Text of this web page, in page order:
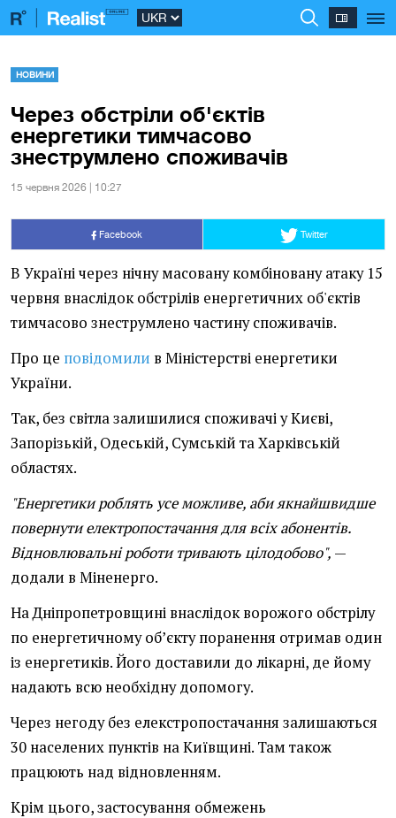
НОВИНИ
Через обстріли об'єктів
енергетики тимчасово
знеструмлено споживачів
15 червня 2026 | 10:27
Facebook Twitter
В Україні через нічну масовану комбіновану атаку 15
червня внаслідок обстрілів енергетичних об'єктів
тимчасово знеструмлено частину споживачів.
Про це повідомили в Міністерстві енергетики
України.
Так, без світла залишилися споживачі у Києві,
Запорізькій, Одеській, Сумській та Харківській
областях.
"Енергетики роблять усе можливе, аби якнайшвидше
повернути електропостачання для всіх абонентів.
Відновлювальні роботи тривають цілодобово", —
додали в Міненерго.
На Дніпропетровщині внаслідок ворожого обстрілу
по енергетичному об’єкту поранення отримав один
із енергетиків. Його доставили до лікарні, де йому
надають всю необхідну допомогу.
Через негоду без елекстропостачання залишаються
30 населених пунктів на Київщині. Там також
працюють над відновленням.
Крім цього, застосування обмежень